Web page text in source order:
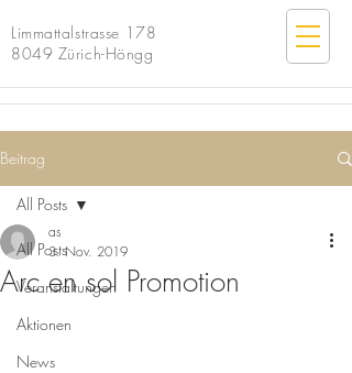
Limmattalstrasse 178
8049 Zürich-Höngg
Beitrag
All Posts
Veranstaltungen
Aktionen
News
All Posts
Arc en sol Promotion
as
3. Nov. 2019